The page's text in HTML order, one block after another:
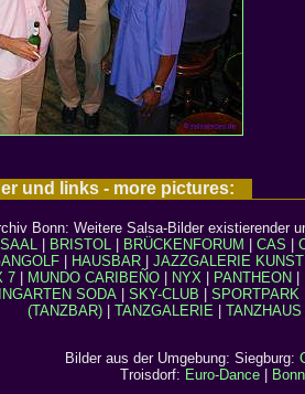
und links - more pictures:
Bonn: Weitere Salsa-Bilder existierender
BRISTOL BRÜCKENFORUM CAS
| HAUSBAR| JAZZGALERIE
7 MUNDO CARIBEÑO NYX PANTHEON
SODA SKY-CLUB SPORTPARK
(TANZBAR)| TANZGALERIE| TANZHAUS
Bilder aus der Umgebung: Siegburg:
Troisdorf: Euro-Dance| Bonn